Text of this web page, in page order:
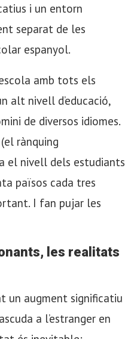
i un entorn
separat de les
espanyol.
amb tots els
alt nivell d’educació,
de diversos idiomes.
rànquing
el nivell dels estudiants
països cada tres
I fan pujar les
les realitats
un augment significatiu
a l’estranger en